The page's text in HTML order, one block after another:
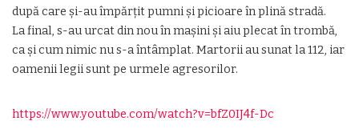
după care și-au împărțit pumni și picioare în plină stradă.
La final, s-au urcat din nou în mașini și aiu plecat în trombă,
ca și cum nimic nu s-a întâmplat. Martorii au sunat la 112, iar
oamenii legii sunt pe urmele agresorilor.
https://www.youtube.com/watch?v=bfZ0IJ4f-Dc